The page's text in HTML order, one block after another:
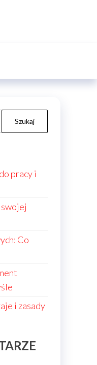
pracy i
Co
i zasady